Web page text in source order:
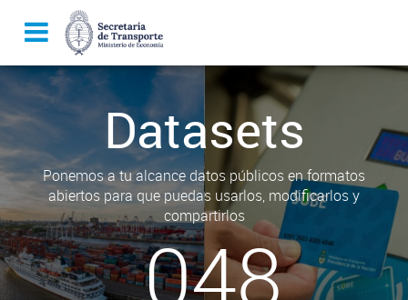
Datasets
Ponemos a tu alcance datos públicos en formatos
abiertos para que puedas usarlos, modificarlos y
compartirlos
048